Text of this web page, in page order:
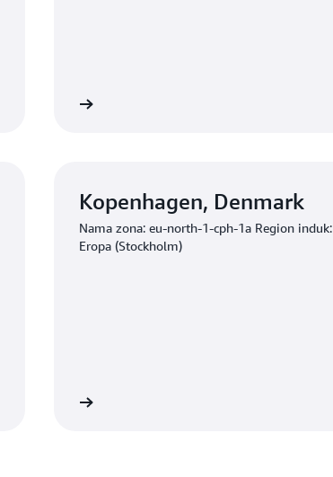
Kopenhagen, Denmark
Nama zona: eu-north-1-cph-1a Region induk:
Eropa (Stockholm)